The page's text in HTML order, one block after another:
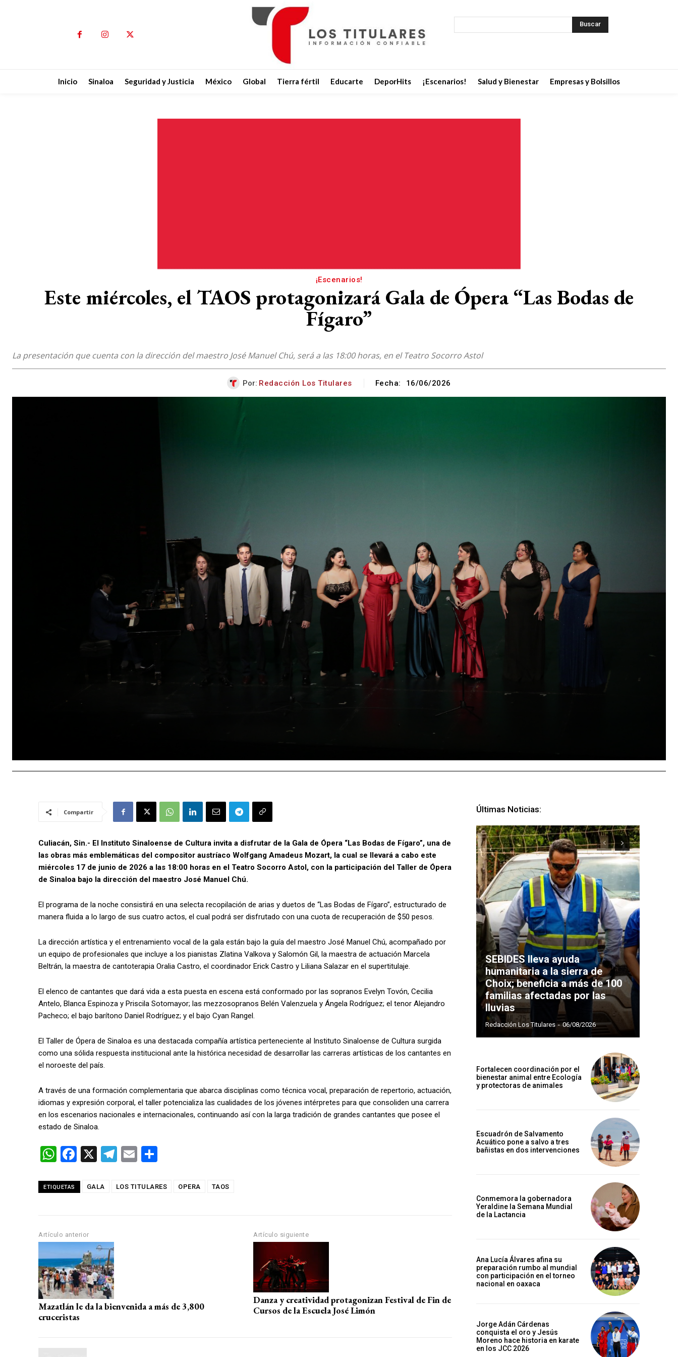
Buscar
Inicio Sinaloa Seguridad y Justicia México Global Tierra fértil Educarte DeporHits ¡Escenarios! Salud y Bienestar Empresas y Bolsillos
¡Escenarios!
Este miércoles, el TAOS protagonizará Gala de Ópera “Las Bodas de
Fígaro”
La presentación que cuenta con la dirección del maestro José Manuel Chú, será a las 18:00 horas, en el Teatro Socorro Astol
Por: Redacción Los Titulares Fecha: 16/06/2026
Compartir
Culiacán, Sin.- El Instituto Sinaloense de Cultura invita a disfrutar de la Gala de Ópera “Las Bodas de Fígaro”, una de
las obras más emblemáticas del compositor austríaco Wolfgang Amadeus Mozart, la cual se llevará a cabo este
miércoles 17 de junio de 2026 a las 18:00 horas en el Teatro Socorro Astol, con la participación del Taller de Ópera
de Sinaloa bajo la dirección del maestro José Manuel Chú.
El programa de la noche consistirá en una selecta recopilación de arias y duetos de “Las Bodas de Fígaro”, estructurado de
manera fluida a lo largo de sus cuatro actos, el cual podrá ser disfrutado con una cuota de recuperación de $50 pesos.
La dirección artística y el entrenamiento vocal de la gala están bajo la guía del maestro José Manuel Chú, acompañado por
un equipo de profesionales que incluye a los pianistas Zlatina Valkova y Salomón Gil, la maestra de actuación Marcela
Beltrán, la maestra de cantoterapia Oralia Castro, el coordinador Erick Castro y Liliana Salazar en el supertitulaje.
El elenco de cantantes que dará vida a esta puesta en escena está conformado por las sopranos Evelyn Tovón, Cecilia
Antelo, Blanca Espinoza y Priscila Sotomayor; las mezzosopranos Belén Valenzuela y Ángela Rodríguez; el tenor Alejandro
Pacheco; el bajo barítono Daniel Rodríguez; y el bajo Cyan Rangel.
El Taller de Ópera de Sinaloa es una destacada compañía artística perteneciente al Instituto Sinaloense de Cultura surgida
como una sólida respuesta institucional ante la histórica necesidad de desarrollar las carreras artísticas de los cantantes en
el noroeste del país.
A través de una formación complementaria que abarca disciplinas como técnica vocal, preparación de repertorio, actuación,
idiomas y expresión corporal, el taller potencializa las cualidades de los jóvenes intérpretes para que consoliden una carrera
en los escenarios nacionales e internacionales, continuando así con la larga tradición de grandes cantantes que posee el
estado de Sinaloa.
W
at
p
p
F
ce
o
k
X
T
e
E
ail m
ETIQUETAS GALA LOS TITULARES OPERA TAOS
Artículo anterior
Mazatlán le da la bienvenida a más de 3,800
cruceristas
Artículo siguiente
Danza y creatividad protagonizan Festival de Fin de
Cursos de la Escuela José Limón
Últimas Noticias:
SEBIDES lleva ayuda
humanitaria a la sierra de
Choix; beneficia a más de 100
familias afectadas por las
lluvias
Redacción Los Titulares - 06/08/2026
Fortalecen coordinación por el
bienestar animal entre Ecología
y protectoras de animales
Escuadrón de Salvamento
Acuático pone a salvo a tres
bañistas en dos intervenciones
Conmemora la gobernadora
Yeraldine la Semana Mundial
de la Lactancia
Ana Lucía Álvares afina su
preparación rumbo al mundial
con participación en el torneo
nacional en oaxaca
Jorge Adán Cárdenas
conquista el oro y Jesús
Moreno hace historia en karate
en los JCC 2026